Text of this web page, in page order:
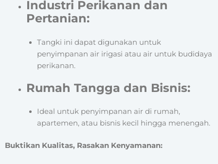
Industri Perikanan dan
Pertanian:
Tangki ini dapat digunakan untuk
penyimpanan air irigasi atau air untuk budidaya
perikanan.
Rumah Tangga dan Bisnis:
Ideal untuk penyimpanan air di rumah,
apartemen, atau bisnis kecil hingga menengah.
Buktikan Kualitas, Rasakan Kenyamanan: